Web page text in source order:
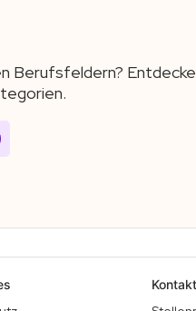
Berufsfeldern?
Kontakt